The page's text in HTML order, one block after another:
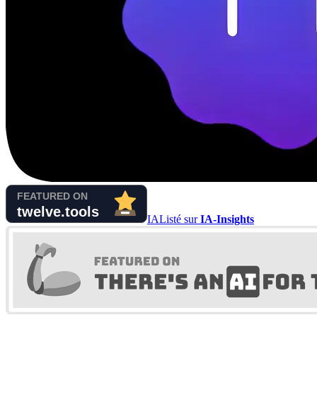
IAListé surIA-Insights